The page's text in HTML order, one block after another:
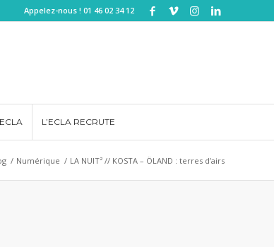
Appelez-nous ! 01 46 02 34 12
L’ECLA RECRUTE
/ Numérique / LA NUIT² // KOSTA – ÖLAND : terres d’airs